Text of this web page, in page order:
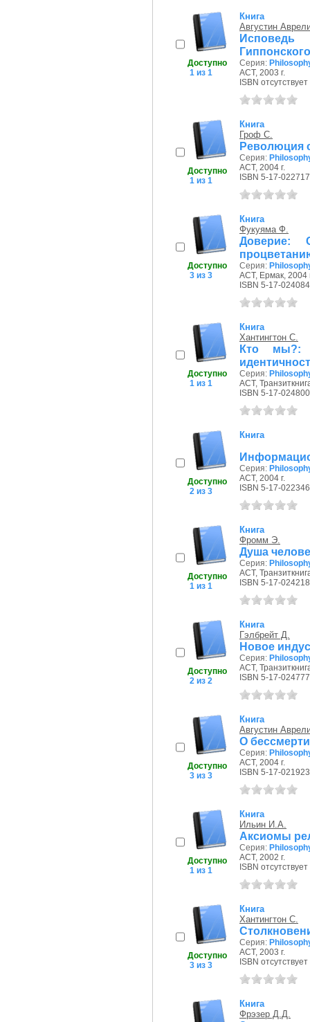
Доступно
1 из 1
Книга
Августин
Гиппонского
Серия:
АСТ, 2003 г.
ISBN отсутствует
Доступно
1 из 1
Книга
Гроф С.
Революция
Серия:
АСТ, 2004 г.
ISBN 5-17-
Доступно
3 из 3
Книга
Фукуяма Ф.
Доверие:
Серия:
АСТ, Ермак, 2004
ISBN 5-17-
Доступно
1 из 1
Книга
Хантингтон С.
Кто мы?:
Серия:
АСТ,
ISBN 5-17-
Доступно
2 из 3
Книга
Серия:
АСТ, 2004 г.
ISBN 5-17-
Доступно
1 из 1
Книга
Фромм Э.
Душа
Серия:
АСТ,
ISBN 5-17-
Доступно
2 из 2
Книга
Гэлбрейт Д.
Новое
Серия:
АСТ,
ISBN 5-17-
Доступно
3 из 3
Книга
Августин
О
Серия:
АСТ, 2004 г.
ISBN 5-17-
Доступно
1 из 1
Книга
Ильин И.А.
Аксиомы
Серия:
АСТ, 2002 г.
ISBN отсутствует
Доступно
3 из 3
Книга
Хантингтон С.
Серия:
АСТ, 2003 г.
ISBN отсутствует
Книга
Фрэзер Д.Д.